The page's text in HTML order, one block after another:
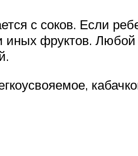
с соков. Если
иных фруктов.